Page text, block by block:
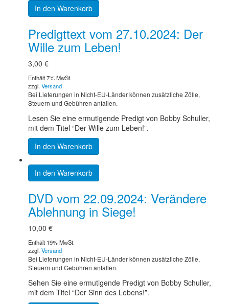
In den Warenkorb
Predigttext vom 27.10.2024: Der
Wille zum Leben!
3,00 €
Enthält 7% MwSt.
zzgl. Versand
Bei Lieferungen in Nicht-EU-Länder können zusätzliche Zölle,
Steuern und Gebühren anfallen.
Lesen Sie eine ermutigende Predigt von Bobby Schuller,
mit dem Titel “Der Wille zum Leben!”.
In den Warenkorb
In den Warenkorb
DVD vom 22.09.2024: Verändere
Ablehnung in Siege!
10,00 €
Enthält 19% MwSt.
zzgl. Versand
Bei Lieferungen in Nicht-EU-Länder können zusätzliche Zölle,
Steuern und Gebühren anfallen.
Sehen Sie eine ermutigende Predigt von Bobby Schuller,
mit dem Titel “Der Sinn des Lebens!”.